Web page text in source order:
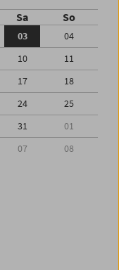
Sa So
03
04
10
11
17
18
24
25
31
01
07 08